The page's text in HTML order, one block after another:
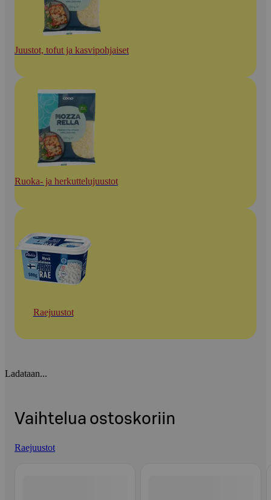
Juustot, tofut ja kasvipohjaiset
Ruoka- ja herkuttelujuustot
Raejuustot
Ladataan...
Vaihtelua ostoskoriin
Raejuustot